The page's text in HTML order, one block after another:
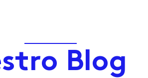
Blog